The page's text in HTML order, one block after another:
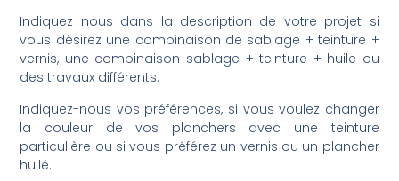
Indiquez nous dans la description de votre projet si
vous désirez une combinaison de sablage + teinture +
vernis, une combinaison sablage + teinture + huile ou
des travaux différents.
Indiquez-nous vos préférences, si vous voulez changer
la couleur de vos planchers avec une teinture
particulière ou si vous préférez un vernis ou un plancher
huilé.